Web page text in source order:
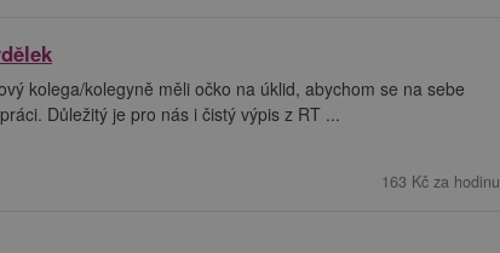
kolega/kolegyně měli očko na úklid, abychom se na sebe
Důležitý je pro nás i čistý výpis z RT ...
163 Kč za hodinu